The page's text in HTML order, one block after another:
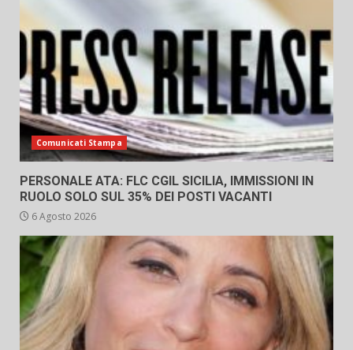
Comunicati Stampa
PERSONALE ATA: FLC CGIL SICILIA, IMMISSIONI IN
RUOLO SOLO SUL 35% DEI POSTI VACANTI
6 Agosto 2026